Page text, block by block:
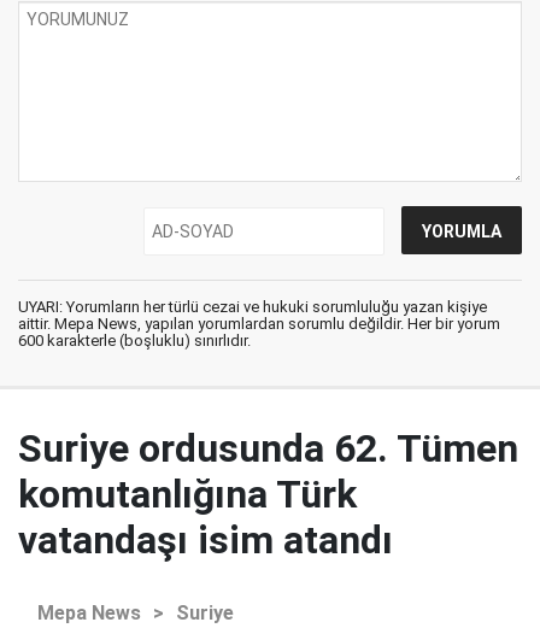
UYARI: Yorumların her türlü cezai ve hukuki sorumluluğu yazan kişiye
aittir. Mepa News, yapılan yorumlardan sorumlu değildir. Her bir yorum
600 karakterle (boşluklu) sınırlıdır.
Suriye ordusunda 62. Tümen
komutanlığına Türk
vatandaşı isim atandı
Mepa News > Suriye